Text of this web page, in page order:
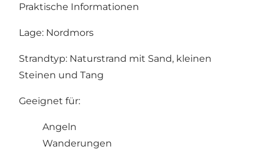
Praktische Informationen
Lage: Nordmors
Strandtyp: Naturstrand mit Sand, kleinen
Steinen und Tang
Geeignet für:
Angeln
Wanderungen